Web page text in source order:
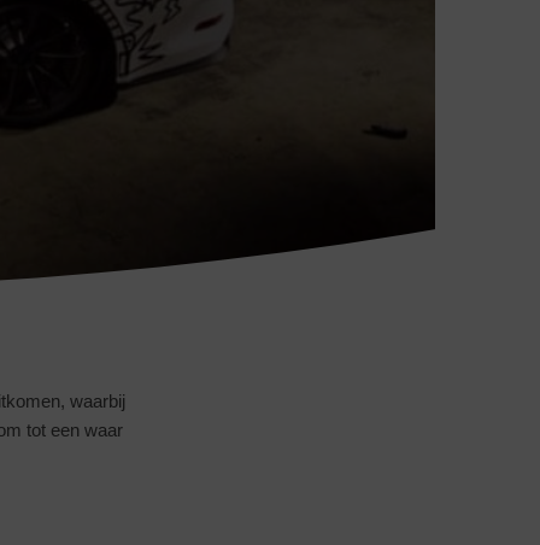
waarbij
tot een waar